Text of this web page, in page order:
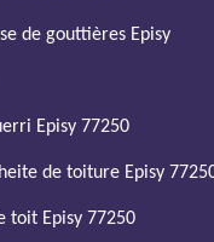
de gouttières Episy
Episy 77250
de toiture Episy
toit Episy 77250